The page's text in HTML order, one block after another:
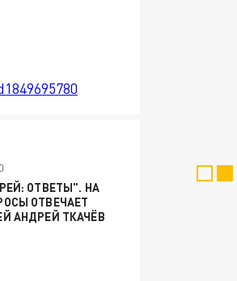
ОТВЕТЫ". НА
ОТВЕЧАЕТ
АНДРЕЙ ТКАЧЁВ